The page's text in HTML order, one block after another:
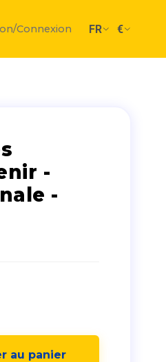
Connexion FR €
-
-
au panier